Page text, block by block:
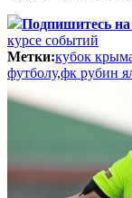
Подпишитесь
курсе событий
Метки:кубок
футболу,фк рубин